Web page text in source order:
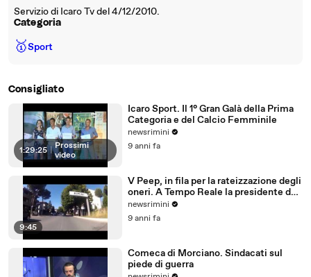
Servizio di Icaro Tv del 4/12/2010.
Categoria
🥇Sport
Consigliato
1:29:25 | Prossimi
video
Icaro Sport. Il 1° Gran Galà della Prima
Categoria e del Calcio Femminile
newsrimini
9 anni fa
9:45
V Peep, in fila per la rateizzazione degli
oneri. A Tempo Reale la presidente del
Comitato
newsrimini
9 anni fa
Comeca di Morciano. Sindacati sul
piede di guerra